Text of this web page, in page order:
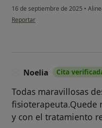
16 de septiembre de 2025 •
en opinión del usuario EC
Reportar
Noelia Cita
Todas maravillosas
fisioterapeuta.Quede
y con el tratamiento